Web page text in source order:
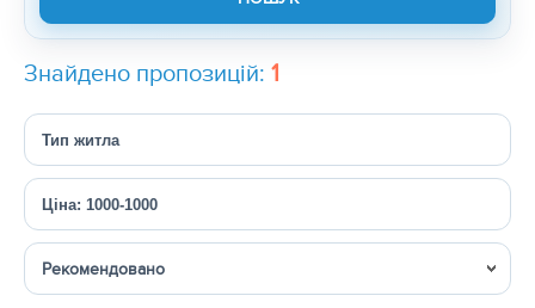
Знайдено пропозицій: 1
Тип житла
Ціна: 1000-1000
Сортувати